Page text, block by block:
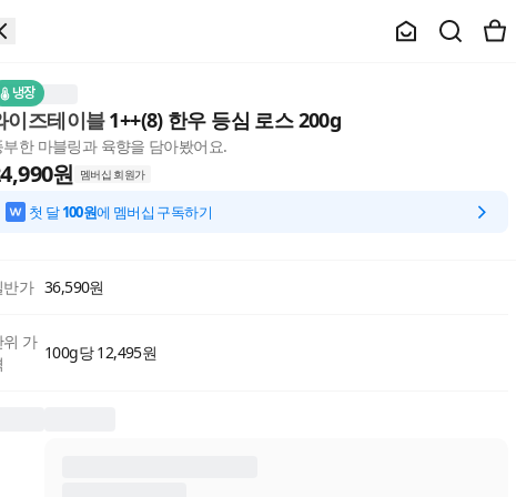
냉장
이즈테이블1++(8) 한우 등심 로스 200g
부한 마블링과 육향을 담아봤어요.
원 멤버십 회원가
첫 달100원에 멤버십 구독하기
반가 36,590원
위 가
100g당 12,495원